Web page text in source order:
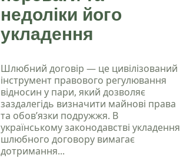
недоліки його
укладення
Шлюбний договір — це цивілізований
інструмент правового регулювання
відносин у пари, який дозволяє
заздалегідь визначити майнові права
та обов’язки подружжя. В
українському законодавстві укладення
шлюбного договору вимагає
дотримання...